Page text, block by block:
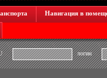
Навигация в
логин